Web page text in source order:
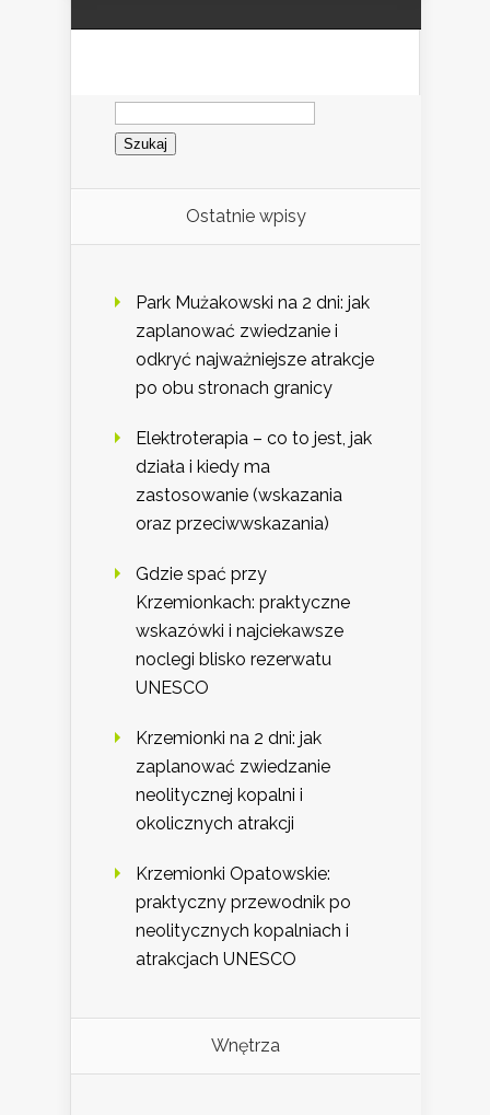
Szukaj:
Ostatnie wpisy
Park Mużakowski na 2 dni: jak
zaplanować zwiedzanie i
odkryć najważniejsze atrakcje
po obu stronach granicy
Elektroterapia – co to jest, jak
działa i kiedy ma
zastosowanie (wskazania
oraz przeciwwskazania)
Gdzie spać przy
Krzemionkach: praktyczne
wskazówki i najciekawsze
noclegi blisko rezerwatu
UNESCO
Krzemionki na 2 dni: jak
zaplanować zwiedzanie
neolitycznej kopalni i
okolicznych atrakcji
Krzemionki Opatowskie:
praktyczny przewodnik po
neolitycznych kopalniach i
atrakcjach UNESCO
Wnętrza